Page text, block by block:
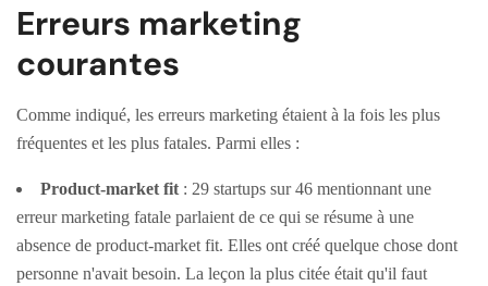
Erreurs marketing
courantes
Comme indiqué, les erreurs marketing étaient à la fois les plus
fréquentes et les plus fatales. Parmi elles :
Product-market fit : 29 startups sur 46 mentionnant une
erreur marketing fatale parlaient de ce qui se résume à une
absence de product-market fit. Elles ont créé quelque chose dont
personne n'avait besoin. La leçon la plus citée était qu'il faut